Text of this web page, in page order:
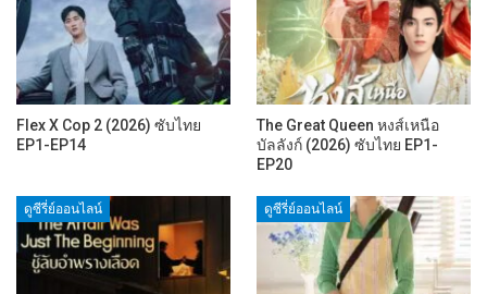
Flex X Cop 2 (2026) ซับไทย
EP1-EP14
The Great Queen หงส์เหนือ
บัลลังก์ (2026) ซับไทย EP1-
EP20
ดูซีรี่ย์ออนไลน์ ดูซีรี่ย์ออนไลน์